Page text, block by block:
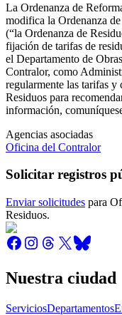
La Ordenanza de
modifica la Ordenanza
(“la Ordenanza de
fijación de tarifas de
el Departamento de
Contralor, como
regularmente las tarifas y
Residuos para
información,
Agencias asociadas
Oficina del Contralor
Solicitar registros
Enviar solicitudes para
Residuos.
Nuestra ciudad
ServiciosDepartamentos